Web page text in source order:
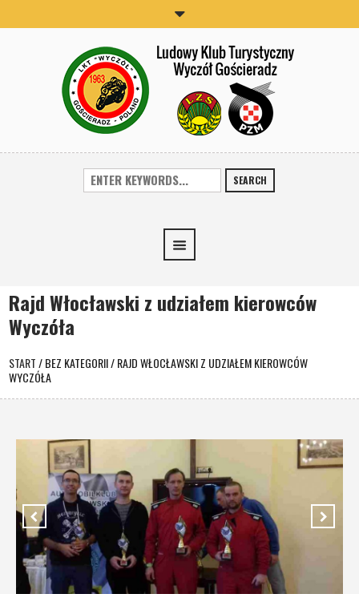
SEARCH
Rajd Włocławski z udziałem kierowców
Wyczóła
START/BEZ KATEGORII/RAJD WŁOCŁAWSKI Z UDZIAŁEM KIEROWCÓW
WYCZÓŁA